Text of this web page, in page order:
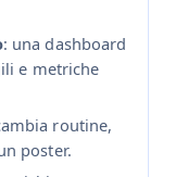
: una dashboard
e metriche
routine,
poster.